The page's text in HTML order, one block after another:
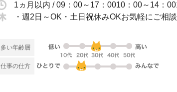
・週2日～OK・土日祝休みOKお気軽にご相
多い年齢層
仕事の仕方